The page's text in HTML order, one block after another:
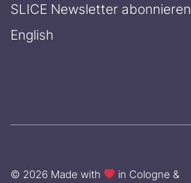
SLICE Newsletter abonnieren
English
© 2026 Made with
in Cologne &